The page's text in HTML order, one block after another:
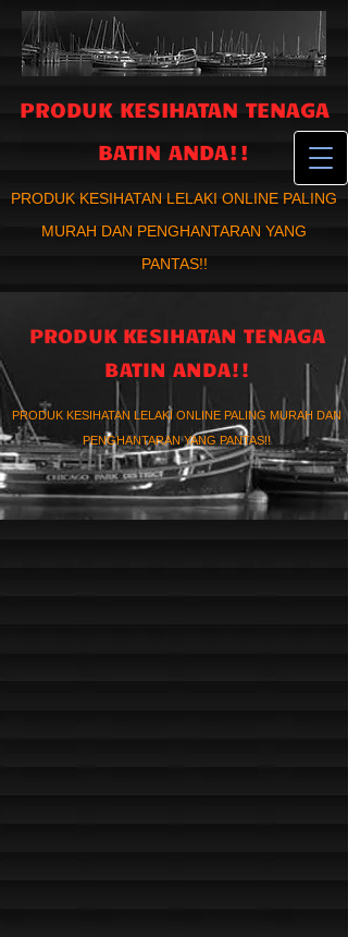
PRODUK KESIHATAN TENAGA
BATIN ANDA!!
PRODUK KESIHATAN LELAKI ONLINE PALING MURAH DAN
PENGHANTARAN YANG PANTAS!!
PRODUK KESIHATAN TENAGA
BATIN ANDA!!
PRODUK KESIHATAN LELAKI ONLINE PALING
MURAH DAN PENGHANTARAN YANG
PANTAS!!